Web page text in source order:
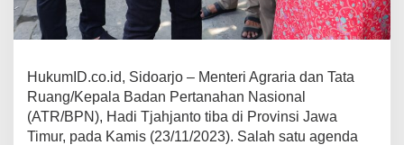
HukumID.co.id, Sidoarjo – Menteri Agraria dan Tata
Ruang/Kepala Badan Pertanahan Nasional
(ATR/BPN), Hadi Tjahjanto tiba di Provinsi Jawa
Timur, pada Kamis (23/11/2023). Salah satu agenda